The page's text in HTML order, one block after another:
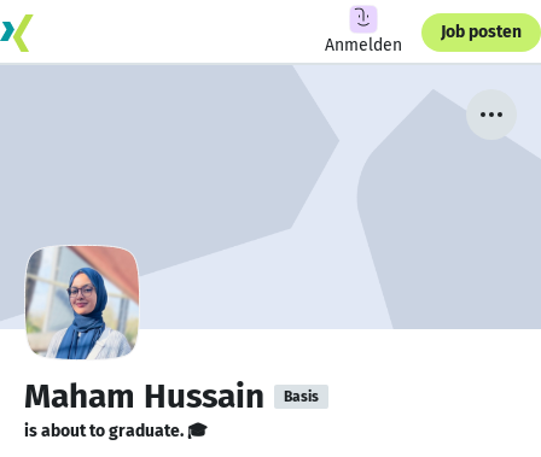
Anmelden
Job posten
Maham Hussain Basis
is about to graduate. 🎓